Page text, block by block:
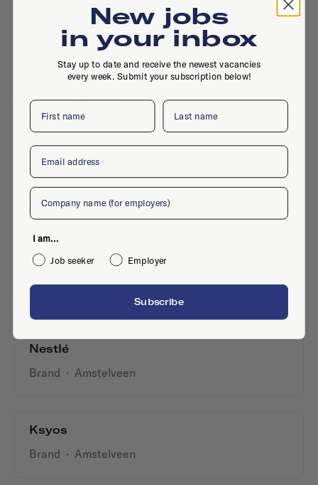
Active jobs
Is this your company profile?Place a job
Similar companies
Nestlé
Brand · Amstelveen
Ksyos
Brand · Amstelveen
New jobs
in your inbox
Stay up to date and receive the newest vacancies
every week. Submit your subscription below!
First name Last name
Email
Company
I am...
Job seeker
Employer
Subscribe